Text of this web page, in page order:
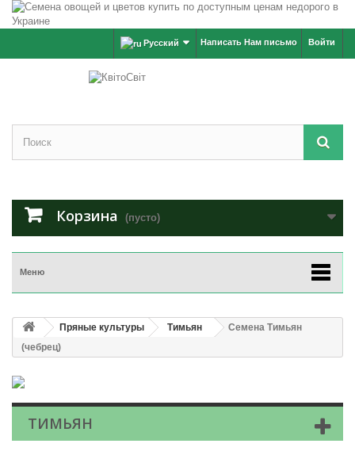
Войти
Написать Нам письмо
Русский
Корзина (пусто)
Меню
Пряные культуры Тимьян
Семена Тимьян
(чебрец)
ТИМЬЯН